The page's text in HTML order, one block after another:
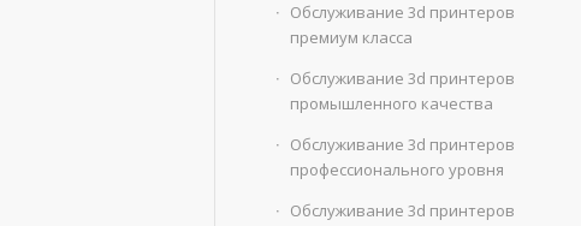
Обслуживание 3d принтеров
премиум класса
Обслуживание 3d принтеров
промышленного качества
Обслуживание 3d принтеров
профессионального уровня
Обслуживание 3d принтеров